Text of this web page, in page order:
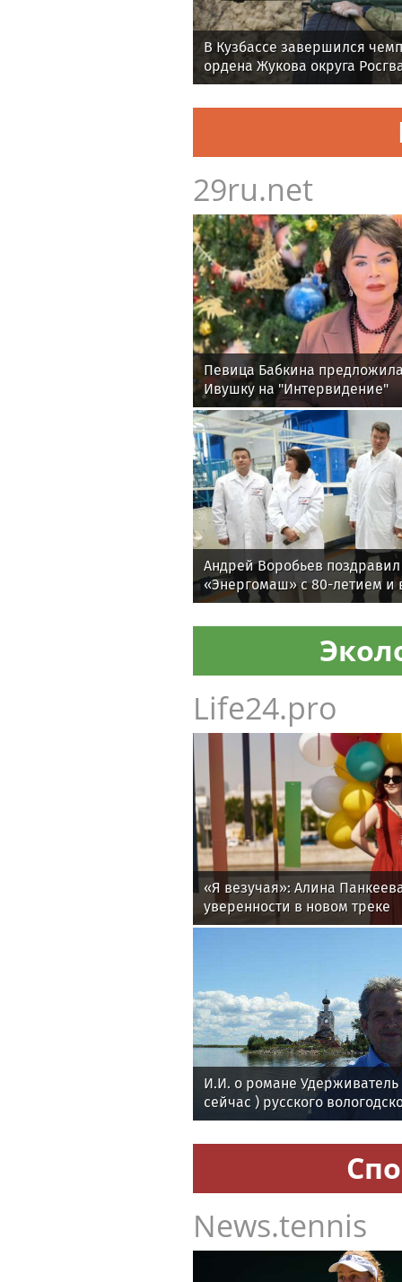
В Кузбассе завершился
ордена Жукова округа
служебно-боевой стрельбе
29ru.net
Певица Бабкина
Ивушку на "Интервидение"
Андрей Воробьев
«Энергомаш» с 80-летием и
Life24.pro
«Я везучая»: Алина
уверенности в новом треке
И.И. о романе
сейчас ) русского
поэта Андрея Малышева (
в 2016 г. )
News.tennis